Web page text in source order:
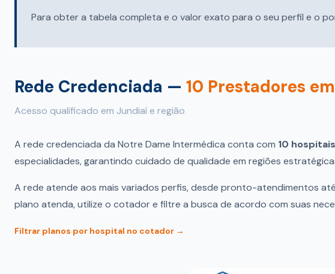
Para obter a tabela completa e o valor exato para o seu perfil e o
Rede Credenciada — 10 Prestadores
Acesso qualificado em Jundiaí e região
A rede credenciada da Notre Dame Intermédica conta com 10
especialidades, garantindo cuidado de qualidade em regiões
A rede atende aos mais variados perfis, desde pronto-atendimentos
plano atenda, utilize o cotador e filtre a busca de acordo com suas
Filtrar planos por hospital no cotador →